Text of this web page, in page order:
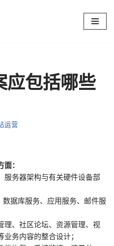
应包括哪些
运营
：
服务器架构与有关硬件设备部
据库服务、应用服务、邮件服
理、社区论坛、资源管理、视
务内容的整合设计；